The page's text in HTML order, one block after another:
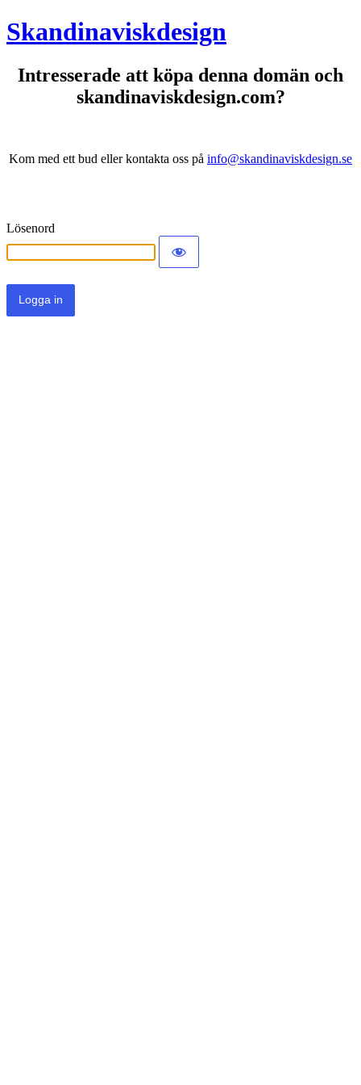
Skandinaviskdesign
Intresserade att köpa denna domän och
skandinaviskdesign.com?
Kom med ett bud eller kontakta oss på info@skandinaviskdesign.se
Lösenord